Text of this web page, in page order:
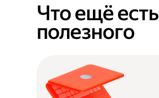
Что ещё есть
полезного